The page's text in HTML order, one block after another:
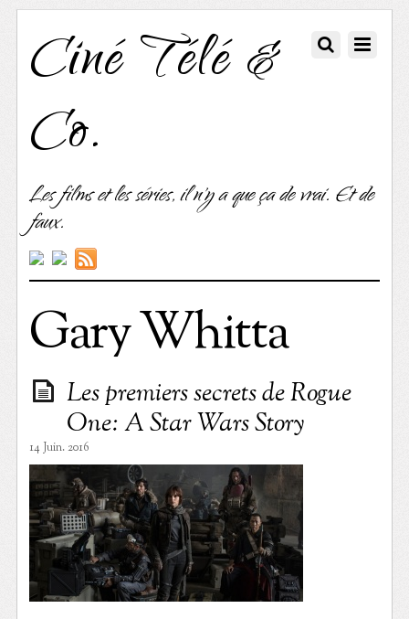
Ciné Télé &
Co.
Les films et les séries, il n'y a que ça de vrai. Et de
faux.
Gary Whitta
Les premiers secrets de Rogue
One: A Star Wars Story
14 Juin. 2016